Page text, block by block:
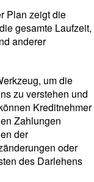
Plan zeigt die
gesamte Laufzeit,
anderer
um die
zu verstehen und
Kreditnehmer
Zahlungen
der
oder
des Darlehens